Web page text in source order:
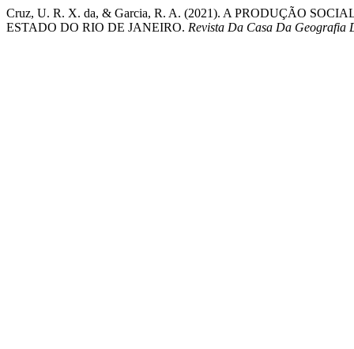
Cruz, U. R. X. da, & Garcia, R. A. (2021). A PRODUÇÃO
ESTADO DO RIO DE JANEIRO. Revista Da Casa Da Geografia